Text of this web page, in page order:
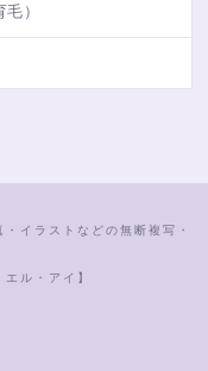
）
ラストなどの無断複写・
ル・アイ】